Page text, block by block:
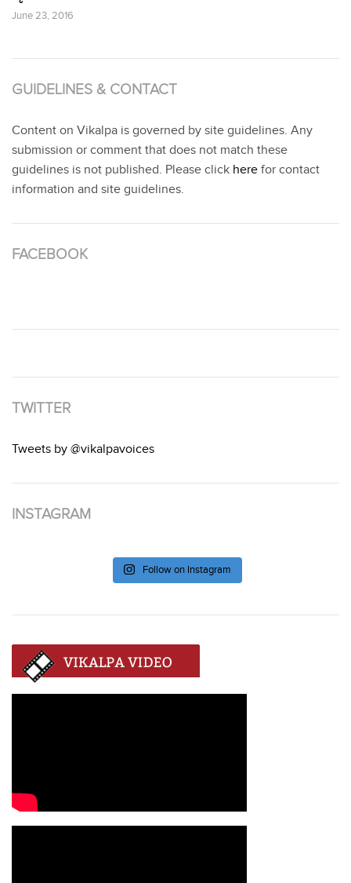
June 23, 2016
GUIDELINES & CONTACT
Content on Vikalpa is governed by site guidelines. Any
submission or comment that does not match these
guidelines is not published. Please click here for contact
information and site guidelines.
FACEBOOK
TWITTER
Tweets by @vikalpavoices
INSTAGRAM
Follow on Instagram